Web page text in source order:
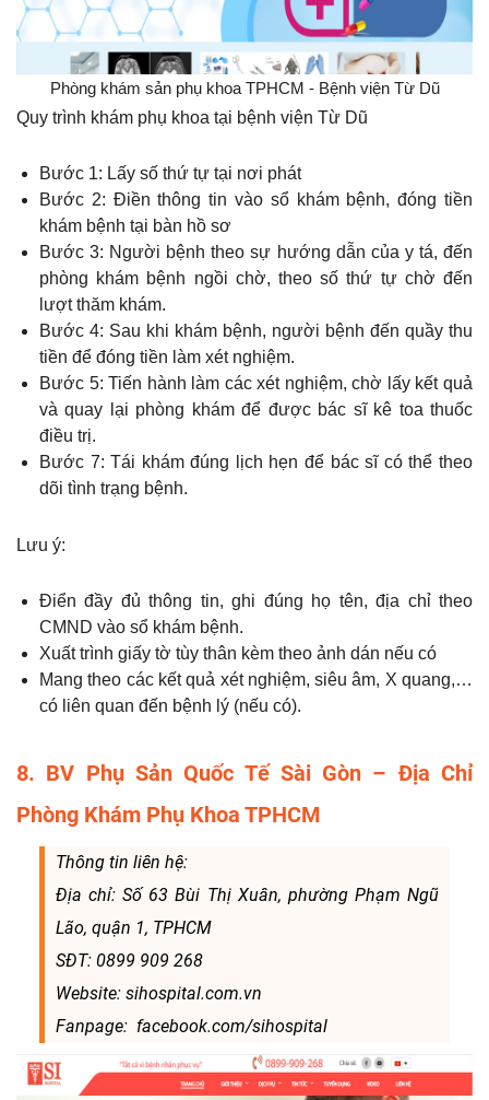
Phòng khám sản phụ khoa TPHCM - Bệnh viện Từ Dũ
Quy trình khám phụ khoa tại bệnh viện Từ Dũ
Bước 1: Lấy số thứ tự tại nơi phát
Bước 2: Điền thông tin vào sổ khám bệnh, đóng tiền
khám bệnh tại bàn hồ sơ
Bước 3: Người bệnh theo sự hướng dẫn của y tá, đến
phòng khám bệnh ngồi chờ, theo số thứ tự chờ đến
lượt thăm khám.
Bước 4: Sau khi khám bệnh, người bệnh đến quầy thu
tiền để đóng tiền làm xét nghiệm.
Bước 5: Tiến hành làm các xét nghiệm, chờ lấy kết quả
và quay lại phòng khám để được bác sĩ kê toa thuốc
điều trị.
Bước 7: Tái khám đúng lịch hẹn để bác sĩ có thể theo
dõi tình trạng bệnh.
Lưu ý:
Điển đầy đủ thông tin, ghi đúng họ tên, địa chỉ theo
CMND vào sổ khám bệnh.
Xuất trình giấy tờ tùy thân kèm theo ảnh dán nếu có
Mang theo các kết quả xét nghiệm, siêu âm, X quang,…
có liên quan đến bệnh lý (nếu có).
8. BV Phụ Sản Quốc Tế Sài Gòn – Địa Chỉ
Phòng Khám Phụ Khoa TPHCM
Thông tin liên hệ:
Địa chỉ: Số 63 Bùi Thị Xuân, phường Phạm Ngũ
Lão, quận 1, TPHCM
SĐT: 0899 909 268
Website: sihospital.com.vn
Fanpage: facebook.com/sihospital